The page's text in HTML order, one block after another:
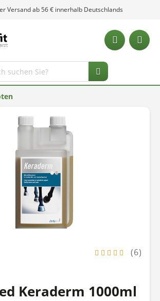
Versand ab 56 € innerhalb Deutschlands
(6)
Keraderm 1000ml